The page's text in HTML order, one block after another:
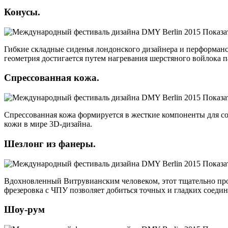
Конусы.
Гибкие складные сиденья лондонского дизайнера и
геометрия достигается путем нагревания шерстяного войлока
Спрессованная кожа.
Спрессованная кожа формируется в жесткие компоненты для
кожи в мире 3D-дизайна.
Шезлонг из фанеры.
Вдохновленный Витрувианским человеком, этот тщательно
фрезеровка с ЧПУ позволяет добиться точных и гладких
Шоу-рум